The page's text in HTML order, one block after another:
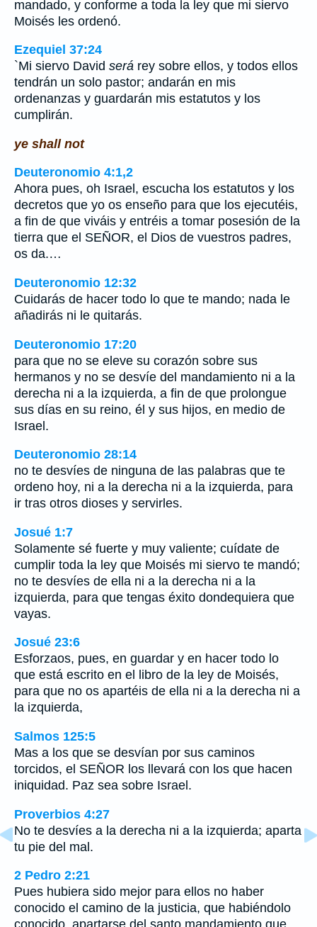
mandado, y conforme a toda la ley que mi siervo
Moisés les ordenó.
Ezequiel 37:24
`Mi siervo David será rey sobre ellos, y todos ellos
tendrán un solo pastor; andarán en mis
ordenanzas y guardarán mis estatutos y los
cumplirán.
ye shall not
Deuteronomio 4:1,2
Ahora pues, oh Israel, escucha los estatutos y los
decretos que yo os enseño para que los ejecutéis,
a fin de que viváis y entréis a tomar posesión de la
tierra que el SEÑOR, el Dios de vuestros padres,
os da.…
Deuteronomio 12:32
Cuidarás de hacer todo lo que te mando; nada le
añadirás ni le quitarás.
Deuteronomio 17:20
para que no se eleve su corazón sobre sus
hermanos y no se desvíe del mandamiento ni a la
derecha ni a la izquierda, a fin de que prolongue
sus días en su reino, él y sus hijos, en medio de
Israel.
Deuteronomio 28:14
no te desvíes de ninguna de las palabras que te
ordeno hoy, ni a la derecha ni a la izquierda, para
ir tras otros dioses y servirles.
Josué 1:7
Solamente sé fuerte y muy valiente; cuídate de
cumplir toda la ley que Moisés mi siervo te mandó;
no te desvíes de ella ni a la derecha ni a la
izquierda, para que tengas éxito dondequiera que
vayas.
Josué 23:6
Esforzaos, pues, en guardar y en hacer todo lo
que está escrito en el libro de la ley de Moisés,
para que no os apartéis de ella ni a la derecha ni a
la izquierda,
Salmos 125:5
Mas a los que se desvían por sus caminos
torcidos, el SEÑOR los llevará con los que hacen
iniquidad. Paz sea sobre Israel.
Proverbios 4:27
No te desvíes a la derecha ni a la izquierda; aparta
tu pie del mal.
2 Pedro 2:21
Pues hubiera sido mejor para ellos no haber
conocido el camino de la justicia, que habiéndolo